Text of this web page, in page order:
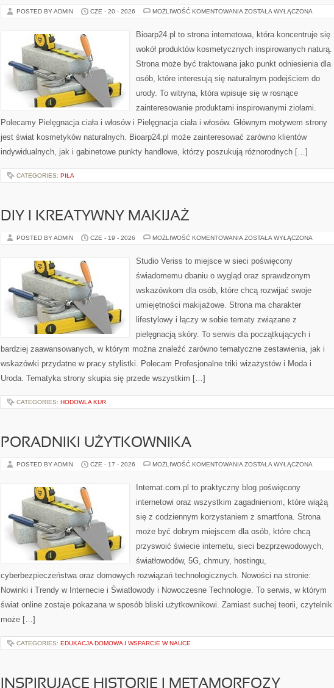
POSTED BY ADMIN CZE - 20 - 2026 MOŻLIWOŚĆ KOMENTOWANIA KOSMETYKI
ZOSTAŁA WYŁĄCZONA
Bioarp24.pl to strona internetowa, która koncentruje się
wokół produktów kosmetycznych inspirowanych naturą.
Strona może być traktowana jako punkt odniesienia dla
osób, które interesują się naturalnym podejściem do
urody. To witryna, która wpisuje się w rosnące
zainteresowanie produktami inspirowanymi ziołami.
Polecamy Pielęgnacja ciała i włosów i Pielęgnacja ciała i włosów. Głównym motywem strony
jest świat kosmetyków naturalnych. Bioarp24.pl może zainteresować zarówno klientów
indywidualnych, jak i gabinetowe punkty handlowe, którzy poszukują różnorodnych […]
CATEGORIES: PIŁA
DIY I KREATYWNY MAKIJAŻ
POSTED BY ADMIN CZE - 19 - 2026 MOŻLIWOŚĆ KOMENTOWANIA DIY
MAKIJAŻ
ZOSTAŁA WYŁĄCZONA
Studio Veriss to miejsce w sieci poświęcony
świadomemu dbaniu o wygląd oraz sprawdzonym
wskazówkom dla osób, które chcą rozwijać swoje
umiejętności makijażowe. Strona ma charakter
lifestylowy i łączy w sobie tematy związane z
pielęgnacją skóry. To serwis dla początkujących i
bardziej zaawansowanych, w którym można znaleźć zarówno tematyczne zestawienia, jak i
wskazówki przydatne w pracy stylistki. Polecam Profesjonalne triki wizażystów i Moda i
Uroda. Tematyka strony skupia się przede wszystkim […]
CATEGORIES: HODOWLA KUR
PORADNIKI UŻYTKOWNIKA
POSTED BY ADMIN CZE - 17 - 2026 MOŻLIWOŚĆ KOMENTOWANIA PORADNIKI
ZOSTAŁA WYŁĄCZONA
Internat.com.pl to praktyczny blog poświęcony
internetowi oraz wszystkim zagadnieniom, które wiążą
się z codziennym korzystaniem z smartfona. Strona
może być dobrym miejscem dla osób, które chcą
przyswoić świecie internetu, sieci bezprzewodowych,
światłowodów, 5G, chmury, hostingu,
cyberbezpieczeństwa oraz domowych rozwiązań technologicznych. Nowości na stronie:
Nowinki i Trendy w Internecie i Światłowody i Nowoczesne Technologie. To serwis, w którym
świat online zostaje pokazana w sposób bliski użytkownikowi. Zamiast suchej teorii, czytelnik
może […]
CATEGORIES: EDUKACJA DOMOWA I WSPARCIE W NAUCE
INSPIRUJĄCE HISTORIE I METAMORFOZY